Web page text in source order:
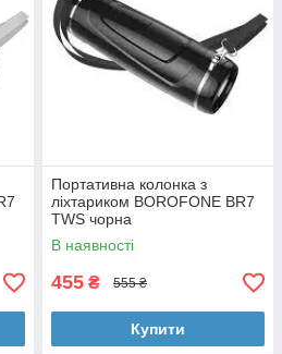
Портативна колонка з
ліхтариком BOROFONE BR7
TWS чорна
В наявності
455 ₴ 555 ₴
Купити